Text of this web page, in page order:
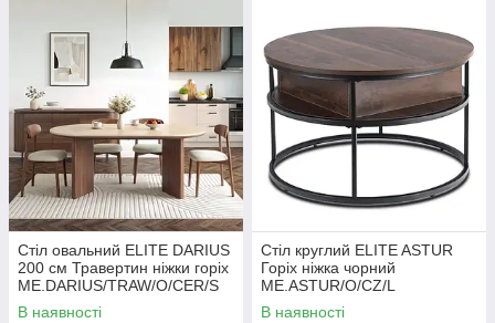
Стіл овальний ELITE DARIUS
200 см Травертин ніжки горіх
ME.DARIUS/TRAW/O/CER/S
В наявності
Стіл круглий ELITE ASTUR
Горіх ніжка чорний
ME.ASTUR/O/CZ/L
В наявності